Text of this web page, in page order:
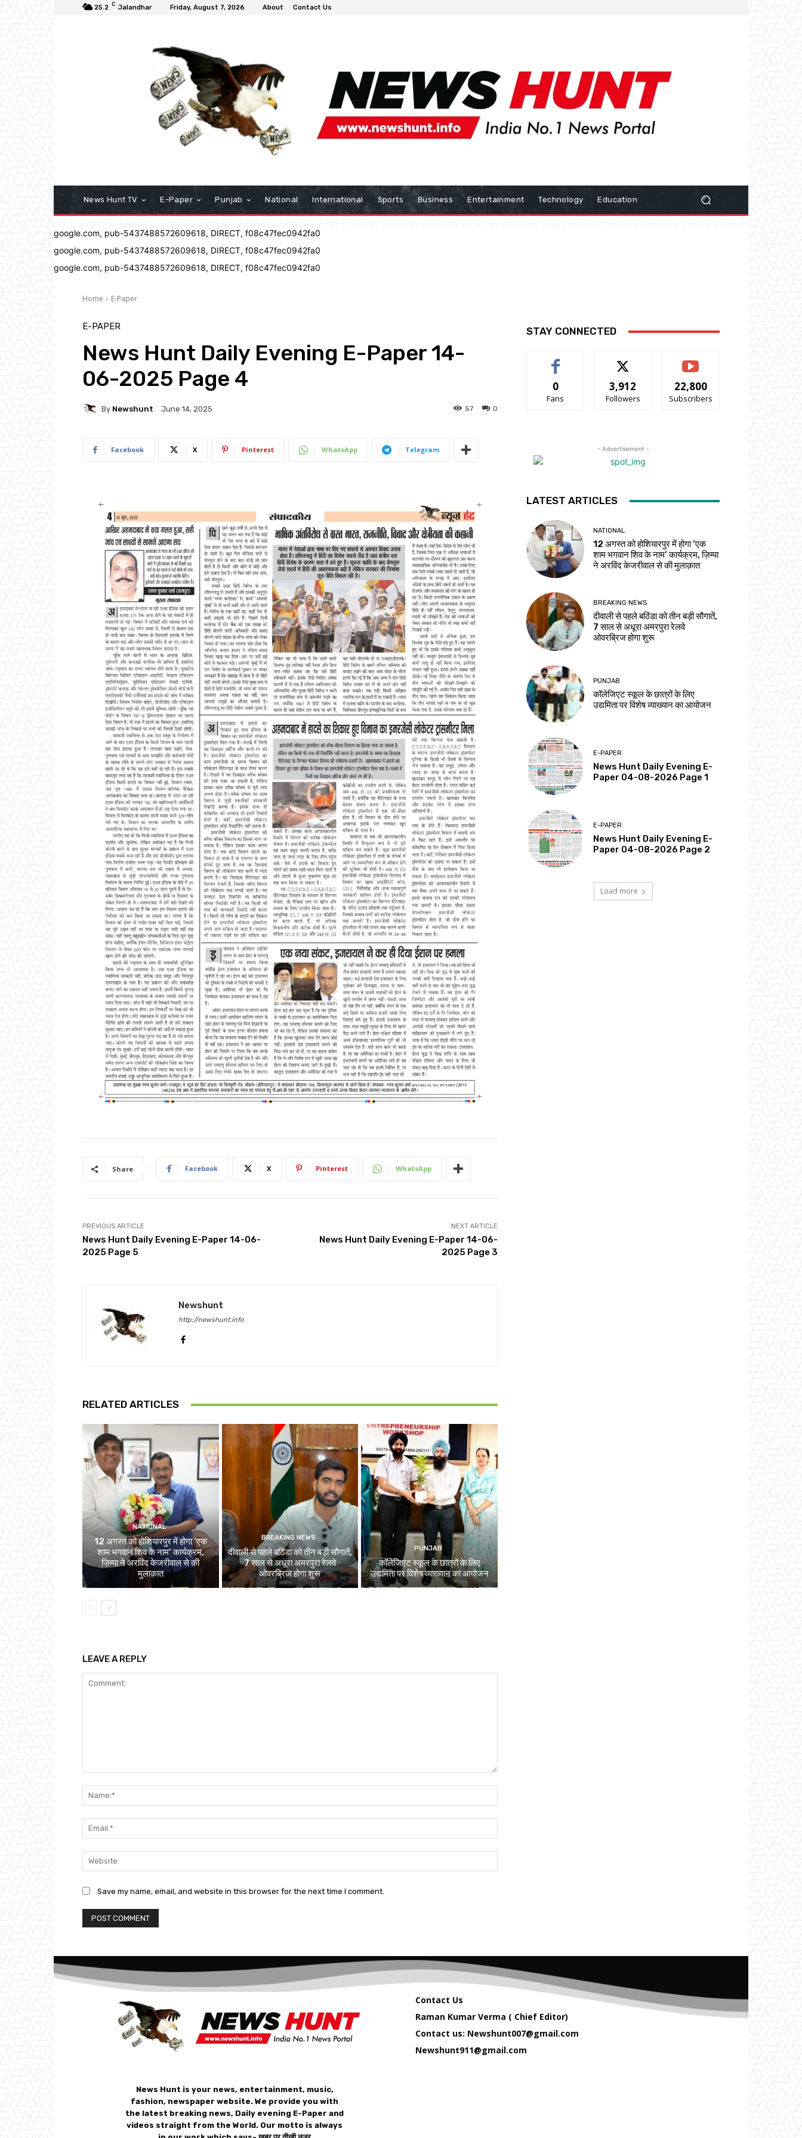
25.2 C Jalandhar Friday, August 7, 2026 About Contact Us
News Hunt TV E-Paper Punjab National International Sports Business Entertainment Technology Education
google.com, pub-5437488572609618, DIRECT, f08c47fec0942fa0
google.com, pub-5437488572609618, DIRECT, f08c47fec0942fa0
google.com, pub-5437488572609618, DIRECT, f08c47fec0942fa0
Home E-Paper
E-PAPER
News Hunt Daily Evening E-Paper 14-
06-2025 Page 4
By Newshunt June 14, 2025 0
57
Facebook X Pinterest WhatsApp Telegram
Share Facebook X Pinterest WhatsApp
PREVIOUS ARTICLE
News Hunt Daily Evening E-Paper 14-06-
2025 Page 5
NEXT ARTICLE
News Hunt Daily Evening E-Paper 14-06-
2025 Page 3
Newshunt
http://newshunt.info
RELATED ARTICLES
NATIONAL
12 अगस्त को होशियारपुर में होगा ‘एक
शाम भगवान शिव के नाम’ कार्यक्रम,
ज़िम्पा ने अरविंद केजरीवाल से की
मुलाक़ात
BREAKING NEWS
दीवाली से पहले बठिंडा को तीन बड़ी सौगातें,
7 साल से अधूरा अमरपुरा रेलवे
ओवरब्रिज होगा शुरू
PUNJAB
कॉलेजिएट स्कूल के छात्रों के लिए
उद्यमिता पर विशेष व्याख्यान का आयोजन
LEAVE A REPLY
Save my name, email, and website in this browser for the next time I comment.
STAY CONNECTED
0
Fans
3,912
Followers
22,800
Subscribers
- Advertisement -
LATEST ARTICLES
NATIONAL
12 अगस्त को होशियारपुर में होगा ‘एक
शाम भगवान शिव के नाम’ कार्यक्रम, ज़िम्पा
ने अरविंद केजरीवाल से की मुलाक़ात
BREAKING NEWS
दीवाली से पहले बठिंडा को तीन बड़ी सौगातें,
7 साल से अधूरा अमरपुरा रेलवे
ओवरब्रिज होगा शुरू
PUNJAB
कॉलेजिएट स्कूल के छात्रों के लिए
उद्यमिता पर विशेष व्याख्यान का आयोजन
E-PAPER
News Hunt Daily Evening E-
Paper 04-08-2026 Page 1
E-PAPER
News Hunt Daily Evening E-
Paper 04-08-2026 Page 2
Load more
News Hunt is your news, entertainment, music,
fashion, newspaper website. We provide you with
the latest breaking news, Daily evening E-Paper and
videos straight from the World. Our motto is always
Contact Us
Raman Kumar Verma ( Chief Editor)
Contact us: Newshunt007@gmail.com
Newshunt911@gmail.com